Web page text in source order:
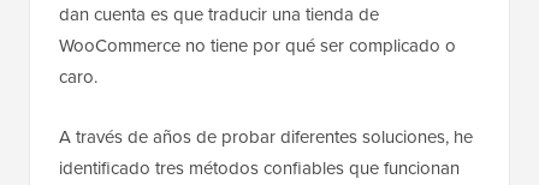
dan cuenta es que traducir una tienda de
WooCommerce no tiene por qué ser complicado o
caro.
A través de años de probar diferentes soluciones, he
identificado tres métodos confiables que funcionan